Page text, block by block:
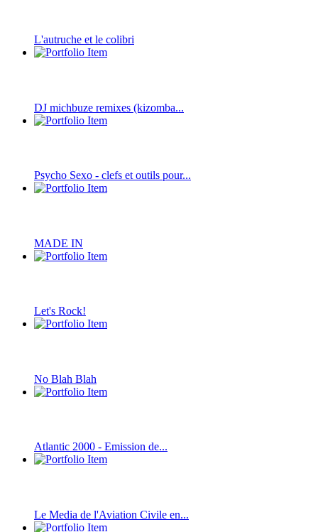
L'autruche et le colibri
DJ michbuze remixes (kizomba...
Psycho Sexo - clefs et outils pour...
MADE IN
Let's Rock!
No Blah Blah
Atlantic 2000 - Emission de...
Le Media de l'Aviation Civile en...